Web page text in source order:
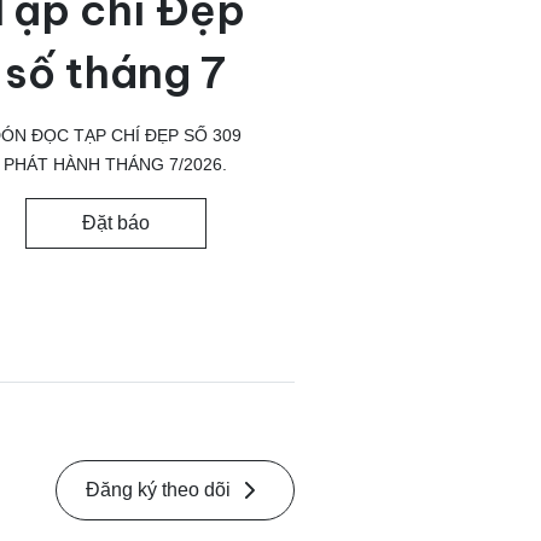
số tháng 7
ĐỌC TẠP CHÍ ĐẸP SỐ 309
PHÁT HÀNH THÁNG 7/2026.
Đặt báo
Đăng ký theo dõi